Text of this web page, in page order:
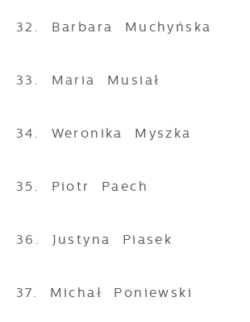
32. Barbara Muchyńska
33. Maria Musiał
34. Weronika Myszka
35. Piotr Paech
36. Justyna Piasek
37. Michał Poniewski